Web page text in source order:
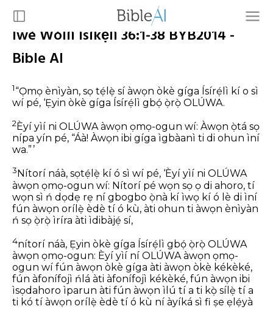
Ìwé Wòlíì Ísíkẹ́lì 36:1-38 BYB2014 -
Bible AI
1“Ọmọ ènìyàn, sọ tẹ́lẹ̀ sí àwọn òkè gíga Ísírẹ́lì kí o sì
wí pé, ‘Ẹ̀yin òkè gíga Ísírẹ́lì gbọ́ ọ̀rọ̀ OLÚWA.
2 Èyí yìí ni OLÚWA àwọn ọmọ-ogun wí: Àwọn ọ̀tá sọ
nípa yín pé, “Áà! Àwọn ibi gíga ìgbàanì ti di ohun ìní
wa.” ’
3 Nítorí náà, sọtẹ́lẹ̀ kí ó sì wí pé, ‘Èyí yìí ni OLÚWA
àwọn ọmọ-ogun wí: Nítorí pé wọn sọ ọ di ahoro, tí
wọn sì ń dọdẹ rẹ ní gbogbo ọ̀nà kí ìwọ kí ó lè di ìní
fún àwọn orílẹ̀ èdè tí ó kù, àti ohun ti àwọn ènìyàn
ń sọ ọ̀rọ̀ ìríra àti ìdibàjẹ́ sí,
4nítorí náà, Ẹ̀yin òkè gíga Ísírẹ́lì gbọ́ ọ̀rọ̀ OLÚWA
àwọn ọmọ-ogun: Èyí yìí ní OLÚWA àwọn ọmọ-
ogun wí fún àwọn òkè gíga àti àwọn òkè kékèké,
fún àfonífojì ńlá àti àfonífojì kékèké, fún àwọn ibi
ìsọdahoro ìparun àti fún àwọn ìlú tí a ti kọ̀ sílẹ̀ tí a
ti kó tí àwọn orílẹ̀ èdè tí ó kù ní àyíká sì fi ṣe ẹlẹ́yà